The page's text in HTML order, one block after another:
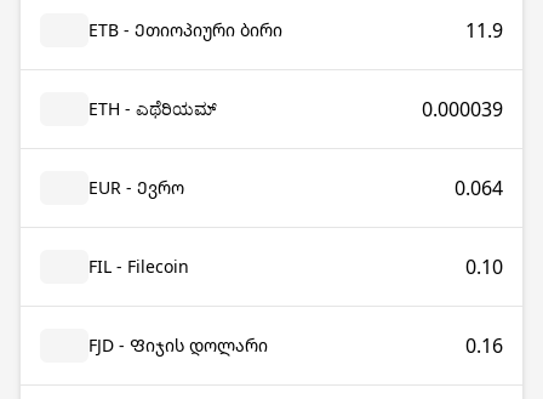
ETB - Ეთიოპიური ბირი 11.9
ETH - ಎಥೆರಿಯಮ್ 0.000039
EUR - Ევრო 0.064
FIL - Filecoin 0.10
FJD - Ფიჯის დოლარი 0.16